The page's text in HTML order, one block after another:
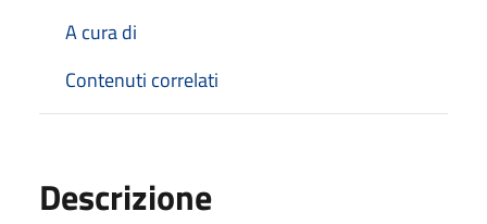
A cura di
Contenuti correlati
Descrizione